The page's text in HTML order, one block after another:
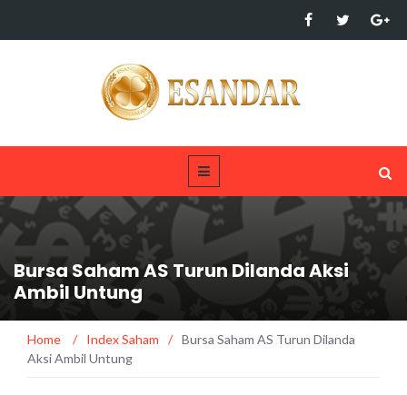
Bursa Saham AS Turun Dilanda Aksi
Ambil Untung
Home / Index Saham / Bursa Saham AS Turun Dilanda
Aksi Ambil Untung